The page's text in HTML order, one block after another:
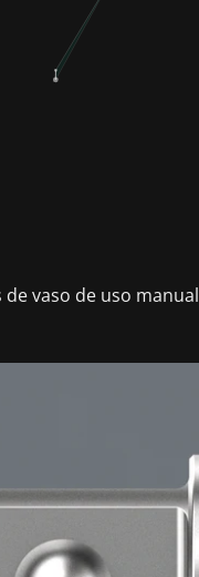
de vaso de uso manual